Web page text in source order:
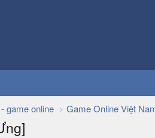
game online Game Online Việt